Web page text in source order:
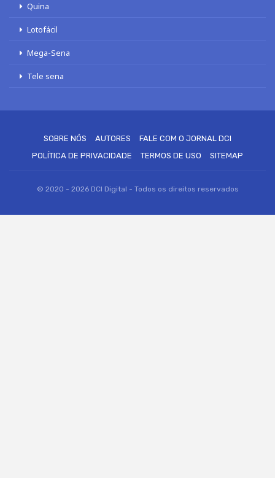
Quina
Lotofácil
Mega-Sena
Tele sena
SOBRE NÓS AUTORES
FALE COM O JORNAL DCI
POLÍTICA DE PRIVACIDADE
TERMOS DE USO SITEMAP
© 2020 - 2026 DCI Digital - Todos os direitos reservados